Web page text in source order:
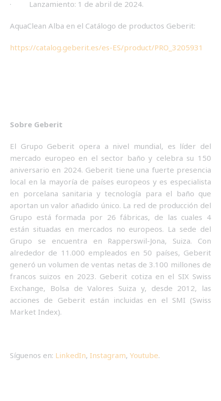
· Lanzamiento: 1 de abril de 2024.
AquaClean Alba en el Catálogo de productos Geberit:
https://catalog.geberit.es/es-ES/product/PRO_3205931
Sobre Geberit
El Grupo Geberit opera a nivel mundial, es líder del
mercado europeo en el sector baño y celebra su 150
aniversario en 2024. Geberit tiene una fuerte presencia
local en la mayoría de países europeos y es especialista
en porcelana sanitaria y tecnología para el baño que
aportan un valor añadido único. La red de producción del
Grupo está formada por 26 fábricas, de las cuales 4
están situadas en mercados no europeos. La sede del
Grupo se encuentra en Rapperswil-Jona, Suiza. Con
alrededor de 11.000 empleados en 50 países, Geberit
generó un volumen de ventas netas de 3.100 millones de
francos suizos en 2023. Geberit cotiza en el SIX Swiss
Exchange, Bolsa de Valores Suiza y, desde 2012, las
acciones de Geberit están incluidas en el SMI (Swiss
Market Index).
Síguenos en: LinkedIn, Instagram, Youtube.